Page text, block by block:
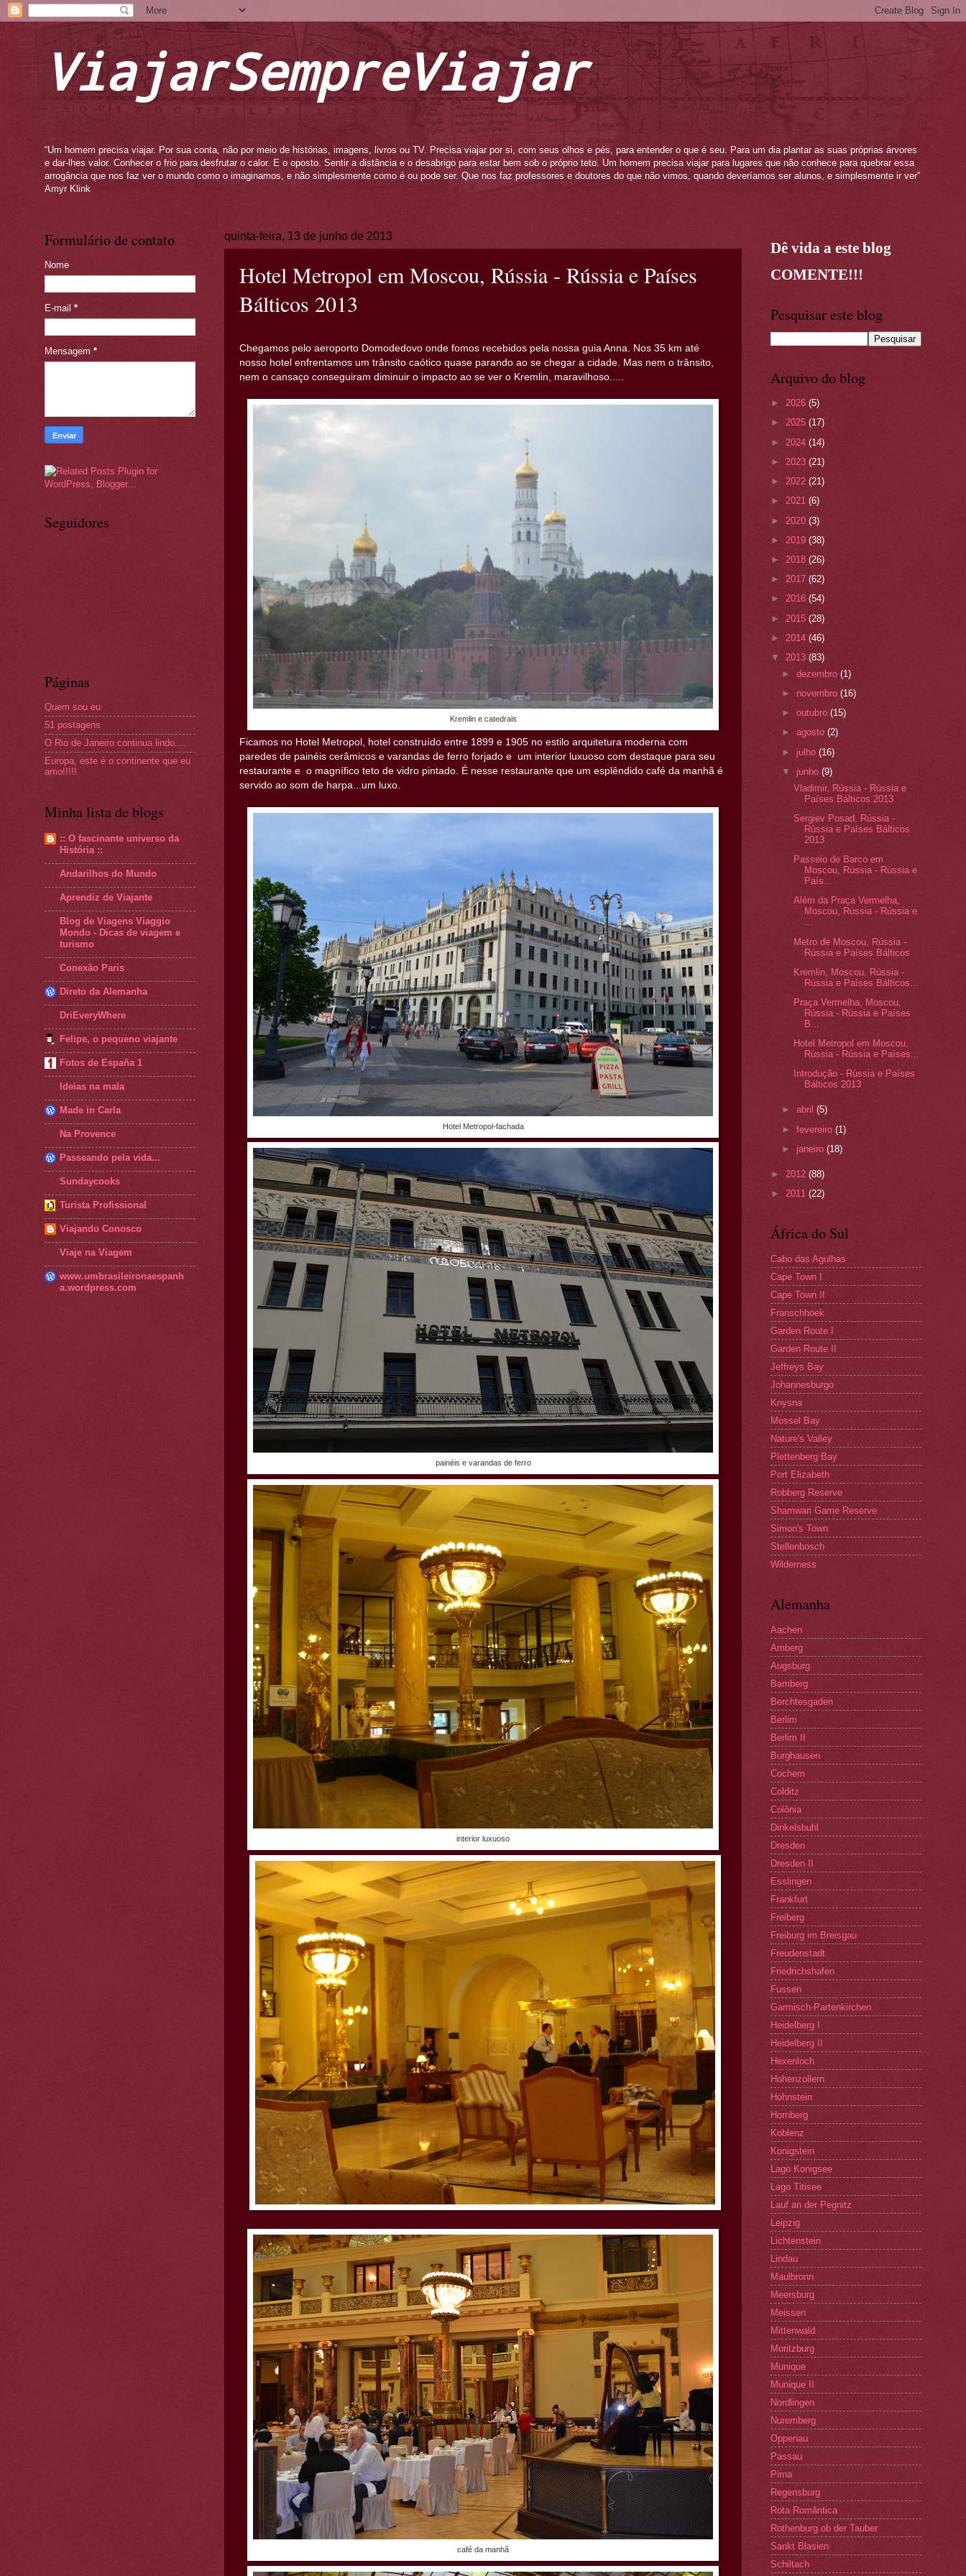
ViajarSempreViajar
“Um homem precisa viajar. Por sua conta, não por meio de histórias, imagens, livros ou TV. Precisa viajar por si, com seus olhos e pés, para entender o que é seu. Para um dia plantar as suas próprias árvores
e dar-lhes valor. Conhecer o frio para desfrutar o calor. E o oposto. Sentir a distância e o desabrigo para estar bem sob o próprio teto. Um homem precisa viajar para lugares que não conhece para quebrar essa
arrogância que nos faz ver o mundo como o imaginamos, e não simplesmente como é ou pode ser. Que nos faz professores e doutores do que não vimos, quando deveríamos ser alunos, e simplesmente ir ver”
Amyr Klink
quinta-feira, 13 de junho de 2013
Hotel Metropol em Moscou, Rússia - Rússia e Países
Bálticos 2013
Chegamos pelo aeroporto Domodedovo onde fomos recebidos pela nossa guia Anna. Nos 35 km até
nosso hotel enfrentamos um trânsito caótico quase parando ao se chegar a cidade. Mas nem o trânsito,
nem o cansaço conseguiram diminuir o impacto ao se ver o Kremlin, maravilhoso.....
Kremlin e catedrais
Ficamos no Hotel Metropol, hotel construído entre 1899 e 1905 no estilo arquitetura moderna com
paredes de painéis cerâmicos e varandas de ferro forjado e um interior luxuoso com destaque para seu
restaurante e o magnífico teto de vidro pintado. É nesse restaurante que um esplêndido café da manhã é
servido ao som de harpa...um luxo.
Hotel Metropol-fachada
painéis e varandas de ferro
interior luxuoso
café da manhã
Formulário de contato
Nome
E-mail *
Mensagem *
Seguidores
Páginas
Quem sou eu
51 postagens
O Rio de Janeiro continua lindo....
Europa, este é o continente que eu
amo!!!!!
Minha lista de blogs
:: O fascinante universo da
História ::
Andarilhos do Mundo
Aprendiz de Viajante
Blog de Viagens Viaggio
Mondo - Dicas de viagem e
turismo
Conexão Paris
Direto da Alemanha
DriEveryWhere
Felipe, o pequeno viajante
Fotos de España 1
Ideias na mala
Made in Carla
Na Provence
Passeando pela vida...
Sundaycooks
Turista Profissional
Viajando Conosco
Viaje na Viagem
www.umbrasileironaespanh
a.wordpress.com
Dê vida a este blog
COMENTE!!!
Pesquisar este blog
Arquivo do blog
► 2026 (5)
► 2025 (17)
► 2024 (14)
► 2023 (21)
► 2022 (21)
► 2021 (6)
► 2020 (3)
► 2019 (38)
► 2018 (26)
► 2017 (62)
► 2016 (54)
► 2015 (28)
► 2014 (46)
▼ 2013 (83)
►dezembro(1)
► novembro(16)
►outubro(15)
►agosto(2)
► julho(16)
▼ junho(9)
Vladimir, Rússia - Rússia e
Países Bálticos 2013
Sergiev Posad, Rússia -
Rússia e Países Bálticos
2013
Passeio de Barco em
Moscou, Rússia - Rússia e
País...
Além da Praça Vermelha,
Moscou, Rússia - Rússia e
...
Metro de Moscou, Rússia -
Rússia e Países Bálticos
Kremlin, Moscou, Rússia -
Rússia e Países Bálticos...
Praça Vermelha, Moscou,
Rússia - Rússia e Países
B...
Hotel Metropol em Moscou,
Rússia - Rússia e Países...
Introdução - Rússia e Países
Bálticos 2013
►abril(5)
►fevereiro(1)
► janeiro(18)
► 2012 (88)
► 2011 (22)
África do Sul
Cabo das Agulhas
Cape Town I
Cape Town II
Franschhoek
Garden Route I
Garden Route II
Jeffreys Bay
Johannesburgo
Knysna
Mossel Bay
Nature's Valley
Plettenberg Bay
Port Elizabeth
Robberg Reserve
Shamwari Game Reserve
Simon's Town
Stellenbosch
Wilderness
Alemanha
Aachen
Amberg
Augsburg
Bamberg
Berchtesgaden
Berlim
Berlim II
Burghausen
Cochem
Colditz
Colônia
Dinkelsbuhl
Dresden
Dresden II
Esslingen
Frankfurt
Freiberg
Freiburg im Breisgau
Freudenstadt
Friedrichshafen
Fussen
Garmisch-Partenkirchen
Heidelberg I
Heidelberg II
Hexenloch
Hohenzollern
Hohnstein
Hornberg
Koblenz
Konigstein
Lago Konigsee
Lago Titisee
Lauf an der Pegnitz
Leipzig
Lichtenstein
Lindau
Maulbronn
Meersburg
Meissen
Mittenwald
Moritzburg
Munique
Munique II
Nordlingen
Nuremberg
Oppenau
Passau
Pirna
Regensburg
Rota Romântica
Rothenburg ob der Tauber
Sankt Blasien
Schiltach